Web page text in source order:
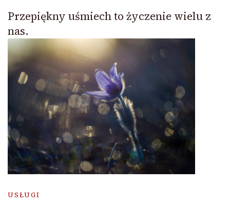
Przepiękny uśmiech to życzenie wielu z
nas.
USŁUGI